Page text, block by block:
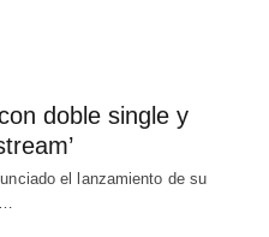
doble single y
el lanzamiento de su